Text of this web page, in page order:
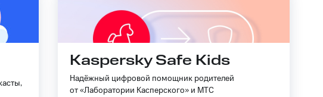
Kaspersky Safe Kids
Надёжный цифровой помощник родителей
от «Лаборатории Касперского» и МТС